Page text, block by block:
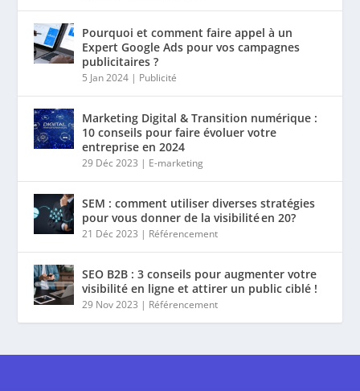
Pourquoi et comment faire appel à un
Expert Google Ads pour vos campagnes
publicitaires ?
5 Jan 2024 | Publicité
Marketing Digital & Transition numérique :
10 conseils pour faire évoluer votre
entreprise en 2024
29 Déc 2023 | E-marketing
SEM : comment utiliser diverses stratégies
pour vous donner de la visibilité en 20?
21 Déc 2023 | Référencement
SEO B2B : 3 conseils pour augmenter votre
visibilité en ligne et attirer un public ciblé !
29 Nov 2023 | Référencement